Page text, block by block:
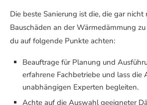
Die beste Sanierung ist die, die gar
Bauschäden an der Wärmedämmung
du auf folgende Punkte achten:
Beauftrage für Planung und
erfahrene Fachbetriebe und lass die
unabhängigen Experten begleiten.
Achte auf die Auswahl geeigneter